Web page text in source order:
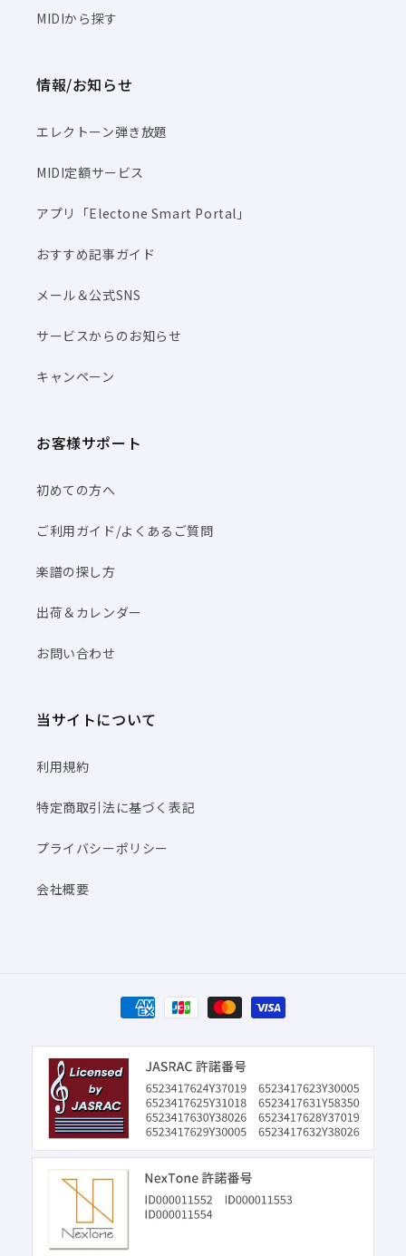
MIDIから探す
情報/お知らせ
エレクトーン弾き放題
MIDI定額サービス
アプリ「Electone Smart Portal」
おすすめ記事ガイド
メール＆公式SNS
サービスからのお知らせ
キャンペーン
お客様サポート
初めての方へ
ご利用ガイド/よくあるご質問
楽譜の探し方
出荷＆カレンダー
お問い合わせ
当サイトについて
利用規約
特定商取引法に基づく表記
プライバシーポリシー
会社概要
決
済
方
法